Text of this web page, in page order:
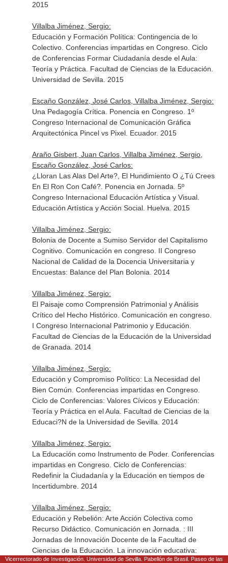
2015
Villalba Jiménez, Sergio:
Educación y Formación Política: Contingencia de lo
Colectivo. Conferencias impartidas en Congreso. Ciclo
de Conferencias Formar Ciudadanía desde el Aula:
Teoría y Práctica. Facultad de Ciencias de la Educación.
Universidad de Sevilla. 2015
Escaño González, José Carlos, Villalba Jiménez, Sergio:
Una Pedagogía Crítica. Ponencia en Congreso. 1º
Congreso Internacional de Comunicación Gráfica
Arquitectónica Pincel vs Pixel. Ecuador. 2015
Araño Gisbert, Juan Carlos, Villalba Jiménez, Sergio,
Escaño González, José Carlos:
¿Lloran Las Alas Del Arte?, El Hundimiento O ¿Tú Crees
En El Ron Con Café?. Ponencia en Jornada. 5º
Congreso Internacional Educación Artística y Visual.
Educación Artística y Acción Social. Huelva. 2015
Villalba Jiménez, Sergio:
Bolonia de Docente a Sumiso Servidor del Capitalismo
Cognitivo. Comunicación en congreso. II Congreso
Nacional de Calidad de la Docencia Universitaria y
Encuestas: Balance del Plan Bolonia. 2014
Villalba Jiménez, Sergio:
El Paisaje como Comprensión Patrimonial y Análisis
Crítico del Hecho Histórico. Comunicación en congreso.
I Congreso Internacional Patrimonio y Educación.
Facultad de Ciencias de la Educación de la Universidad
de Granada. 2014
Villalba Jiménez, Sergio:
Educación y Compromiso Político: La Necesidad del
Bien Común. Conferencias impartidas en Congreso.
Ciclo de Conferencias: Valores Cívicos y Educación:
Teoría y Práctica en el Aula. Facultad de Ciencias de la
Educaci?N de la Universidad de Sevilla. 2014
Villalba Jiménez, Sergio:
La Educación como Instrumento de Poder. Conferencias
impartidas en Congreso. Ciclo de Conferencias:
Redefinir la Ciudadanía y la Educación en tiempos de
Incertidumbre. 2014
Villalba Jiménez, Sergio:
Educación y Rebelión: Arte Acción Colectiva como
Recurso Didáctico. Comunicación en Jornada. : III
Jornadas de Innovación Docente de la Facultad de
Ciencias de la Educación. La innovación educativa:
respuesta en tiempos de incertidumbr. Facultad de
Vicerrectorado de Investigación. Universidad de Sevilla. Pabellón de Brasil. Paseo de las